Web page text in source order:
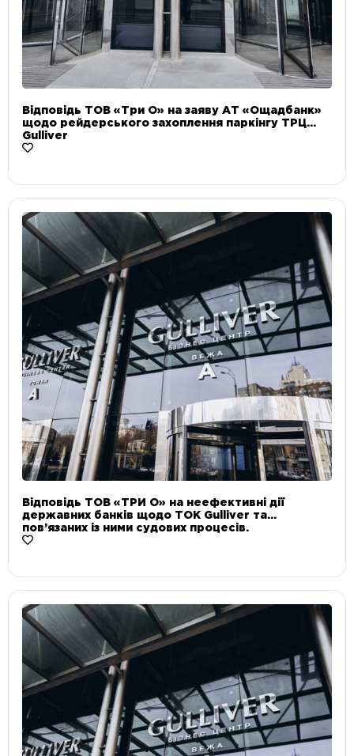
Відповідь ТОВ «Три О» на заяву АТ «Ощадбанк»
щодо рейдерського захоплення паркінгу ТРЦ
Gulliver
Відповідь ТОВ «ТРИ О» на неефективні дії
державних банків щодо ТОК Gulliver та
пов’язаних із ними судових процесів.